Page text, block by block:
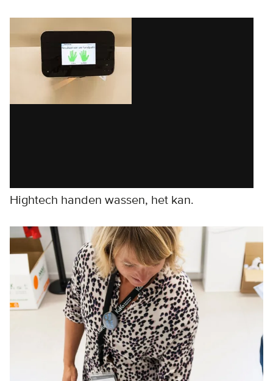
Hightech handen wassen, het kan.